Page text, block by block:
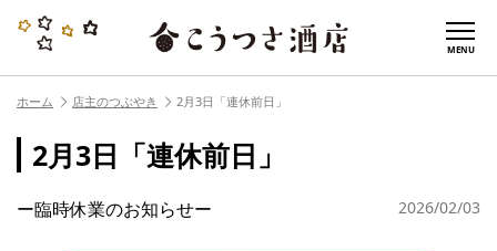
MENU
ホーム 店主のつぶやき 2月3日「連休前日」
2月3日「連休前日」
2026/02/03
ー臨時休業のお知らせー